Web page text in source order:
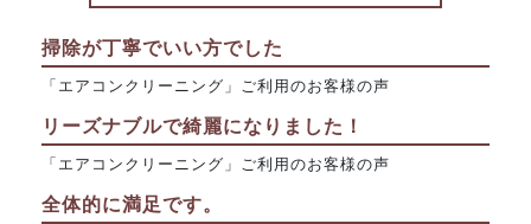
掃除が丁寧でいい方でした
「エアコンクリーニング」ご利用のお客様の声
リーズナブルで綺麗になりました！
「エアコンクリーニング」ご利用のお客様の声
全体的に満足です。